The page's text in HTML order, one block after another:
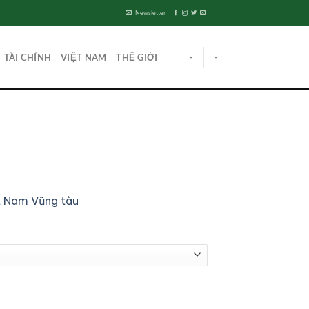
Newsletter
TÀI CHÍNH VIỆT NAM THẾ GIỚI - -
Vũng tàu